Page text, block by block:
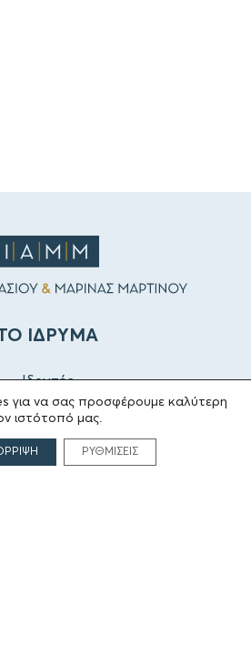
ΙΔΡΥΜΑ
Ιδρυτές
του Ιδρύματος
ΑΜΚΕ
για να σας προσφέρουμε καλύτερη
ιστότοπό μας.
ΡΥΘΜΙΣΕΙΣ